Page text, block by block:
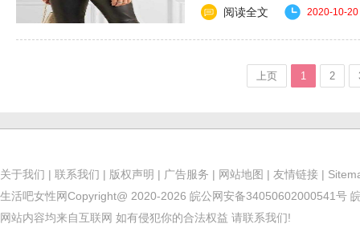
色长裤怎么搭配好看......
阅读全文 2020-10-20
上页 1 2
关于我们 | 联系我们 | 版权声明 | 广告服务 | 网站地图 | 友情链接 |
生活吧女性网Copyright@ 2020-2026 皖公网安备34050602000541号
网站内容均来自互联网 如有侵犯你的合法权益 请联系我们!